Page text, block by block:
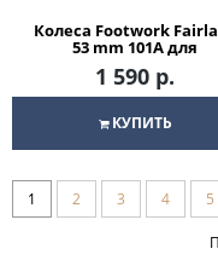
Колеса Footwork
53 mm 101A для
скейтборда
1 590 р.
КУПИТЬ
1 2 3 4 5